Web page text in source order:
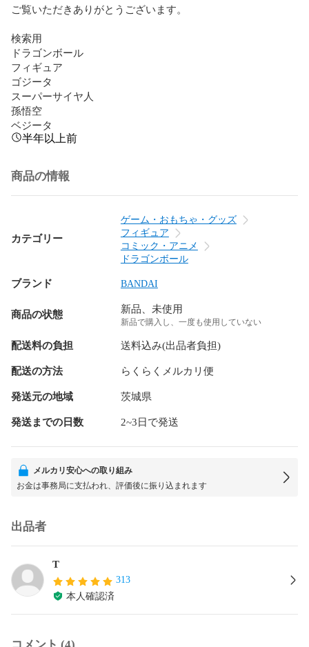
ご覧いただきありがとうございます。
検索用
ドラゴンボール
フィギュア
ゴジータ
スーパーサイヤ人
孫悟空
ベジータ
半年以上前
商品の情報
カテゴリー
ゲーム・おもちゃ・グッズ
フィギュア
コミック・アニメ
ドラゴンボール
ブランド BANDAI
商品の状態 新品、未使用
新品で購入し、一度も使用していない
配送料の負担 送料込み(出品者負担)
配送の方法 らくらくメルカリ便
発送元の地域 茨城県
発送までの日数 2~3日で発送
メルカリ安心への取り組み
お金は事務局に支払われ、評価後に振り込まれます
出品者
T
313
本人確認済
コメント (4)